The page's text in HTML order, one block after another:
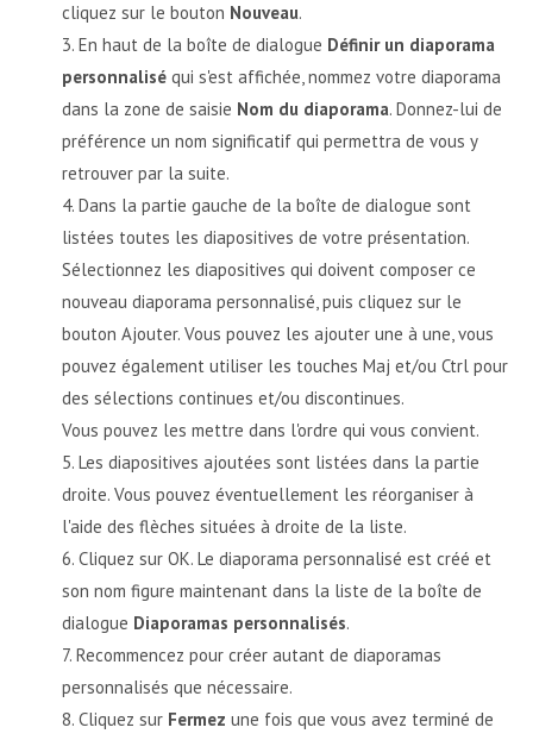
cliquez sur le bouton Nouveau.
En haut de la boîte de dialogue Définir un diaporama
personnalisé qui s'est affichée, nommez votre diaporama
dans la zone de saisie Nom du diaporama. Donnez-lui de
préférence un nom significatif qui permettra de vous y
retrouver par la suite.
Dans la partie gauche de la boîte de dialogue sont
listées toutes les diapositives de votre présentation.
Sélectionnez les diapositives qui doivent composer ce
nouveau diaporama personnalisé, puis cliquez sur le
bouton Ajouter. Vous pouvez les ajouter une à une, vous
pouvez également utiliser les touches Maj et/ou Ctrl pour
des sélections continues et/ou discontinues.
Vous pouvez les mettre dans l'ordre qui vous convient.
Les diapositives ajoutées sont listées dans la partie
droite. Vous pouvez éventuellement les réorganiser à
l'aide des flèches situées à droite de la liste.
Cliquez sur OK. Le diaporama personnalisé est créé et
son nom figure maintenant dans la liste de la boîte de
dialogue Diaporamas personnalisés.
Recommencez pour créer autant de diaporamas
personnalisés que nécessaire.
Cliquez sur Fermez une fois que vous avez terminé de